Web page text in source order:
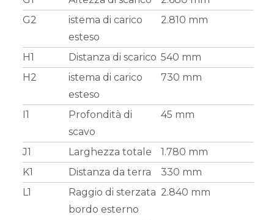
G2
istema di carico
esteso
2.810 mm
H1 Distanza di scarico 540 mm
H2
istema di carico
esteso
730 mm
I1
Profondità di
scavo
45 mm
J1 Larghezza totale
1.780 mm
K1
Distanza da terra
330 mm
L1
Raggio di sterzata
bordo esterno
2.840 mm